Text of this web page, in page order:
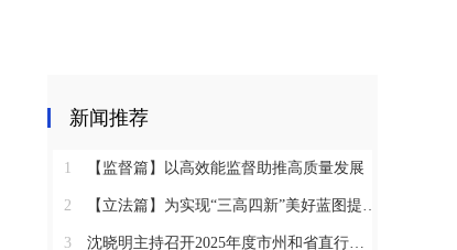
新闻推荐
1 【监督篇】以高效能监督助推高质量发展
2 【立法篇】为实现“三高四新”美好蓝图提供坚实法治保障
3 沈晓明主持召开2025年度市州和省直行业系统党（工）委书记抓基层党建工作述职评议会议